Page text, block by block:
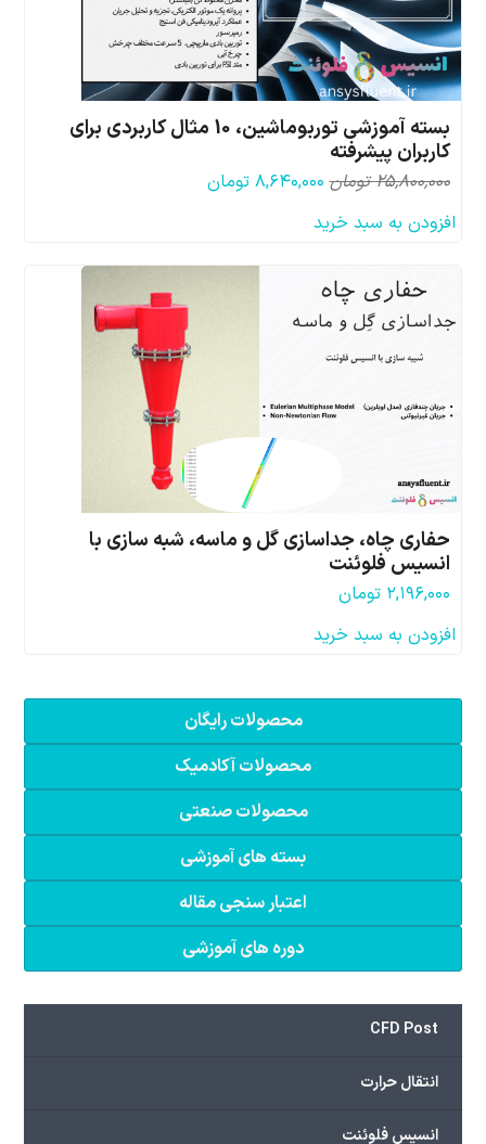
بسته آموزشی توربوماشین، 10 مثال کاربردی برای
کاربران پیشرفته
۲۵,۸۰۰,۰۰۰ تومان قیمت
۸,۶۴۰,۰۰۰ تومانقیمت
افزودن به سبد خرید
حفاری چاه، جداسازی گل و ماسه، شبه سازی با
انسیس فلوئنت
۲,۱۹۶,۰۰۰ تومان
افزودن به سبد خرید
محصولات رایگان
محصولات آکادمیک
محصولات صنعتی
بسته های آموزشی
اعتبار سنجی مقاله
دوره های آموزشی
CFD Post
انتقال حرارت
انسیس فلوئنت